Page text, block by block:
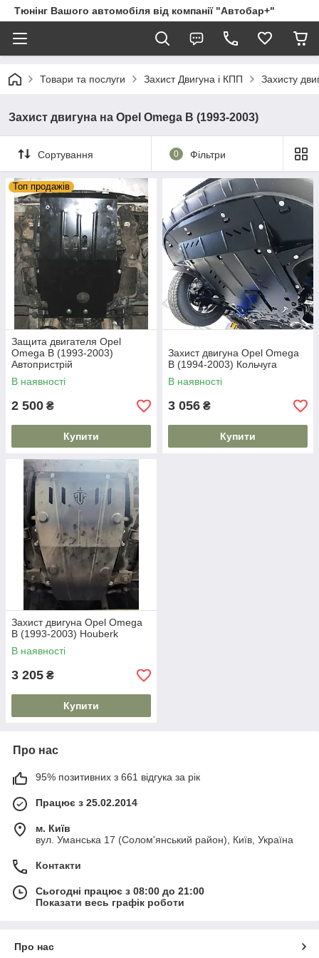
Тюнінг Вашого автомобіля від компанії "Автобар+"
Товари та послуги Захист Двигуна і КПП Захисту
Захист двигуна на Opel Omega B (1993-2003)
Сортування 0 Фільтри
Топ продажів
Защита двигателя Opel
Omega B (1993-2003)
Автопристрій
В наявності
2 500 ₴
Купити
Захист двигуна Opel Omega
B (1994-2003) Кольчуга
В наявності
3 056 ₴
Купити
Захист двигуна Opel Omega
B (1993-2003) Houberk
В наявності
3 205 ₴
Купити
Про нас
95% позитивних з 661 відгука за рік
Працює з 25.02.2014
м. Київ
вул. Уманська 17 (Солом'янський район), Київ, Україна
Контакти
Сьогодні працює з 08:00 до 21:00
Показати весь графік роботи
Про нас